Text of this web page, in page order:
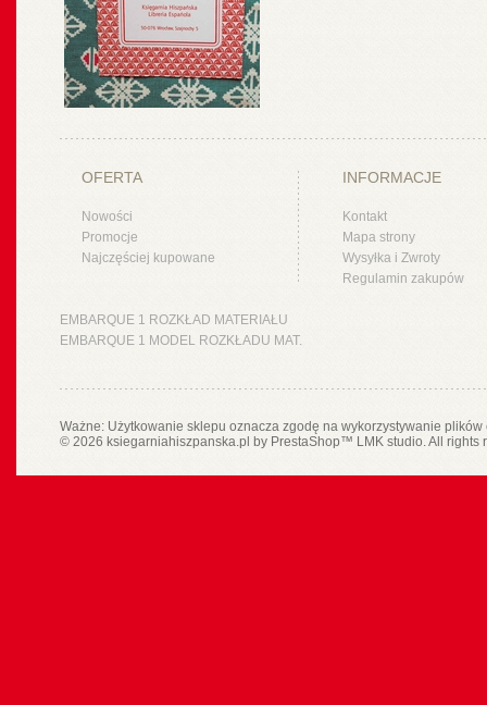
OFERTA
Nowości
Promocje
Najczęściej kupowane
INFORMACJE
Kontakt
Mapa strony
Wysyłka i Zwroty
Regulamin zakupów
EMBARQUE 1 ROZKŁAD MATERIAŁU
EMBARQUE 1 MODEL ROZKŁADU MAT.
Ważne: Użytkowanie sklepu oznacza zgodę na wykorzystywanie
© 2026 ksiegarniahiszpanska.pl by PrestaShop™ LMK studio. All rights